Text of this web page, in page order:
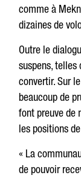
comme à
dizaines de
Outre le
suspens,
convertir. Sur
beaucoup de
font preuve de
les positions
« La
de pouvoir